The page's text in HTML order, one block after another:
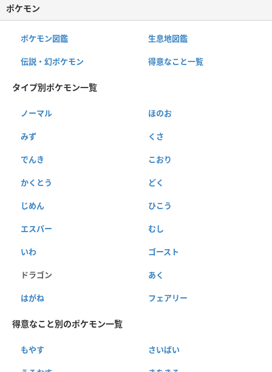
ポケモン
ポケモン図鑑 生息地図鑑
伝説・幻ポケモン 得意なこと一覧
タイプ別ポケモン一覧
ノーマル ほのお
みず くさ
でんき こおり
かくとう どく
じめん ひこう
エスパー むし
いわ ゴースト
ドラゴン あく
はがね フェアリー
得意なこと別のポケモン一覧
もやす さいばい